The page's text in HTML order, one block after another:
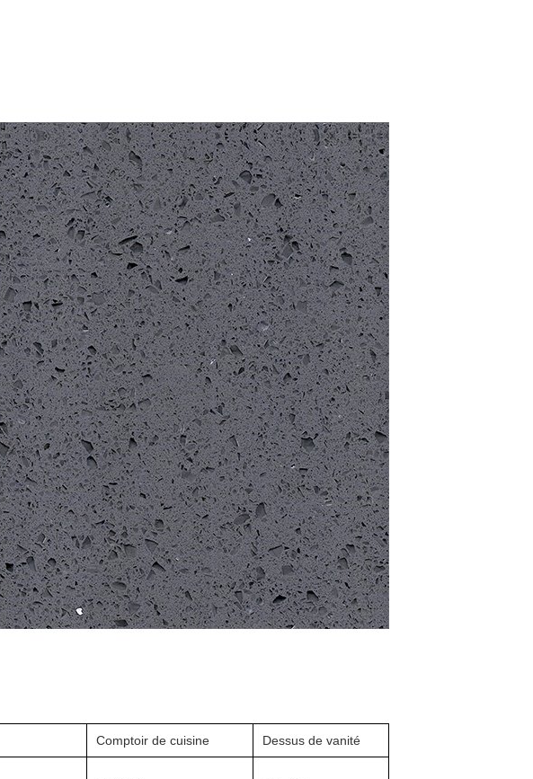
Comptoir de cuisine Dessus de vanité